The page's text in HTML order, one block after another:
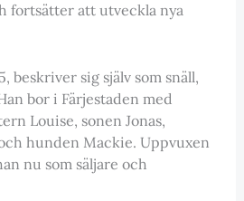
fortsätter att utveckla nya
beskriver sig själv som snäll,
bor i Färjestaden med
Louise, sonen Jonas,
hunden Mackie. Uppvuxen
nu som säljare och